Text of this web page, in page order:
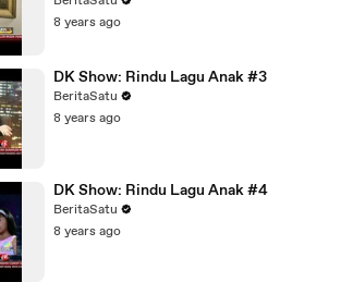
8 years ago
DK Show: Rindu Lagu Anak #3
BeritaSatu
8 years ago
DK Show: Rindu Lagu Anak #4
BeritaSatu
8 years ago